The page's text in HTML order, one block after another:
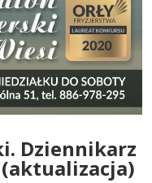
Dziennikarz